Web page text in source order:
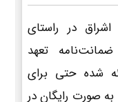
در راستای
تعهد
شده حتی برای
صورت رایگان در